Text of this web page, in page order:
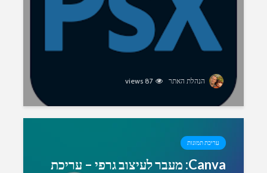
הנהלת האתר 87 views
עריכת תמונות
Canva: מעבר לעיצוב גרפי – עריכת